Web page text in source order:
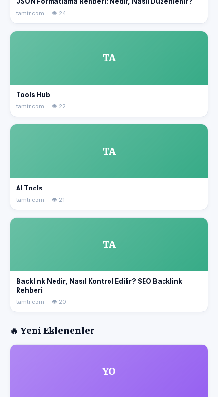
tamtr.com · 👁 24
TA
Tools Hub
tamtr.com · 👁 22
TA
AI Tools
tamtr.com · 👁 21
TA
Backlink Nedir, Nasıl Kontrol Edilir? SEO Backlink
Rehberi
tamtr.com · 👁 20
🔥 Yeni Eklenenler
YO